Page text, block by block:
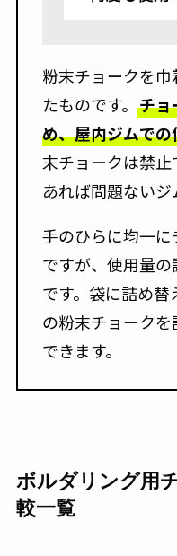
粉末チョークを
たものです。 チョ
め、屋内ジムで
末チョークは禁
あれば問題ないジ
手のひらに均一
ですが、使用量
です。袋に詰め
の粉末チョーク
できます。
ボルダリング用
較一覧